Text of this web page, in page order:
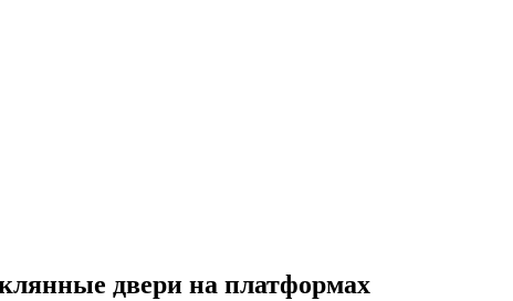
двери на платформах